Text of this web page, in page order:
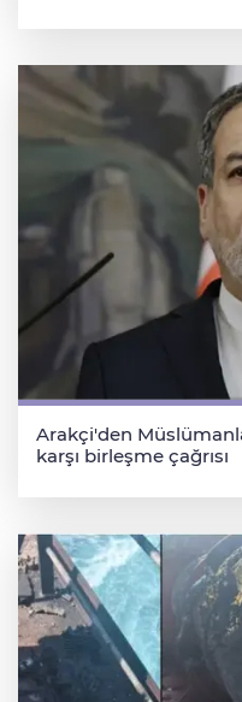
Arakçi'den
karşı birleşme çağrısı